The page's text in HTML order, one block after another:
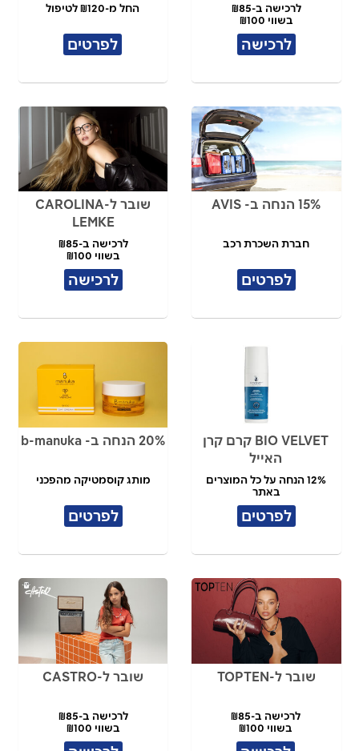
לרכישה ב-₪85
בשווי ₪100
לרכישה
החל מ-₪120 לטיפול
לפרטים
15% הנחה ב- AVIS
חברת השכרת רכב
לפרטים
שובר ל-CAROLINA
LEMKE
לרכישה ב-₪85
בשווי ₪100
לרכישה
BIO VELVET קרם קרן
האייל
12% הנחה על כל המוצרים
באתר
לפרטים
20% הנחה ב- b-manuka
מותג קוסמטיקה מהפכני
לפרטים
שובר ל-TOPTEN
לרכישה ב-₪85
בשווי ₪100
שובר ל-CASTRO
לרכישה ב-₪85
בשווי ₪100